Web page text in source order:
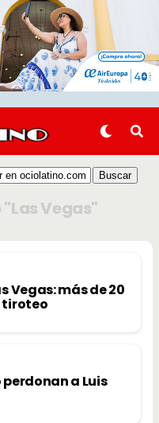
Vegas"
Vegas: más de 20
tiroteo
perdonan a Luis